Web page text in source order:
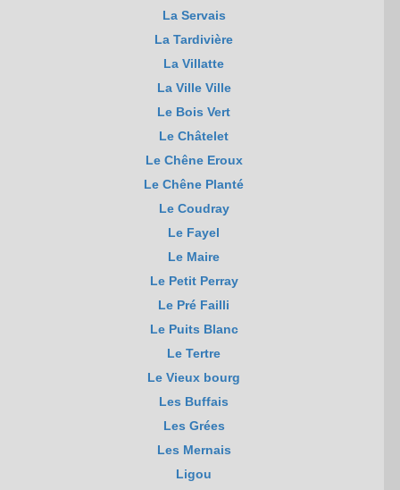
La Servais
La Tardivière
La Villatte
La Ville Ville
Le Bois Vert
Le Châtelet
Le Chêne Eroux
Le Chêne Planté
Le Coudray
Le Fayel
Le Maire
Le Petit Perray
Le Pré Failli
Le Puits Blanc
Le Tertre
Le Vieux bourg
Les Buffais
Les Grées
Les Mernais
Ligou